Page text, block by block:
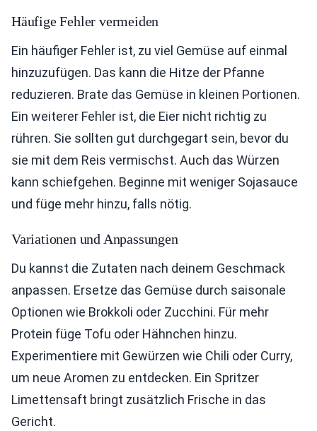
Häufige Fehler vermeiden
Ein häufiger Fehler ist, zu viel Gemüse auf einmal
hinzuzufügen. Das kann die Hitze der Pfanne
reduzieren. Brate das Gemüse in kleinen Portionen.
Ein weiterer Fehler ist, die Eier nicht richtig zu
rühren. Sie sollten gut durchgegart sein, bevor du
sie mit dem Reis vermischst. Auch das Würzen
kann schiefgehen. Beginne mit weniger Sojasauce
und füge mehr hinzu, falls nötig.
Variationen und Anpassungen
Du kannst die Zutaten nach deinem Geschmack
anpassen. Ersetze das Gemüse durch saisonale
Optionen wie Brokkoli oder Zucchini. Für mehr
Protein füge Tofu oder Hähnchen hinzu.
Experimentiere mit Gewürzen wie Chili oder Curry,
um neue Aromen zu entdecken. Ein Spritzer
Limettensaft bringt zusätzlich Frische in das
Gericht.